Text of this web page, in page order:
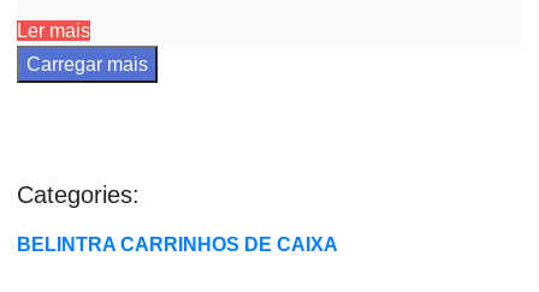
Ler mais
Carregar mais
Categories:
BELINTRA CARRINHOS DE CAIXA